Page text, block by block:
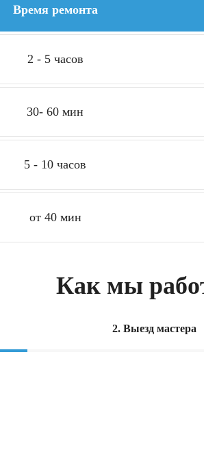
Время ремонта
2 - 5 часов
30- 60 мин
5 - 10 часов
от 40 мин
Как мы
2. Выезд мастера